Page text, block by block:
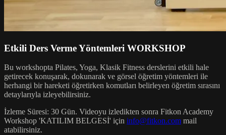
Etkili Ders Verme Yöntemleri WORKSHOP
Bu workshopta Pilates, Yoga, Klasik Fitness derslerini etkili hale
getirecek konuşarak, dokunarak ve görsel öğretim yöntemleri ile
herhangi bir hareketi öğretirken komutları belirleyen öğretim sırasını
detaylarıyla izleyebilirsiniz.
İzleme Süresi: 30 Gün. Videoyu izledikten sonra Fitkon Academy
Workshop 'KATILIM BELGESİ' için info@fitkon.com mail
atabilirsiniz.